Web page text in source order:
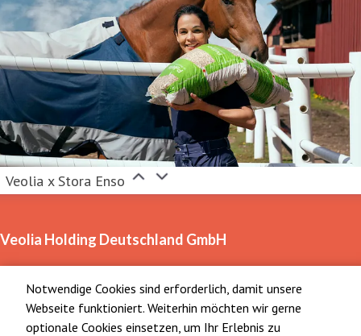
Notwendige Cookies sind erforderlich, damit unsere
Webseite funktioniert. Weiterhin möchten wir gerne
optionale Cookies einsetzen, um Ihr Erlebnis zu
Veolia x Stora Enso
Veolia Holding Deutschland GmbH
Georgenstrasse 24
10117 Berlin